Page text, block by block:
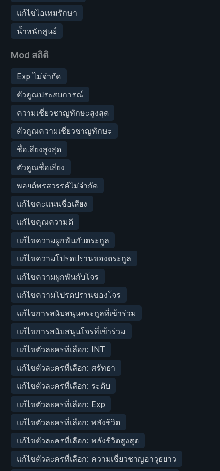
แก้ไขไอเทมรักษา
น้ำหนักศูนย์
Mod สถิติ
Exp ไม่จำกัด
ตัวคูณประสบการณ์
ความเชี่ยวชาญทักษะสูงสุด
ตัวคูณความเชี่ยวชาญทักษะ
ชื่อเสียงสูงสุด
ตัวคูณชื่อเสียง
พอยต์พรสวรรค์ไม่จำกัด
แก้ไขคะแนนชื่อเสียง
แก้ไขคุณความดี
แก้ไขความผูกพันกับตระกูล
แก้ไขความโปรดปรานของตระกูล
แก้ไขความผูกพันกับโจร
แก้ไขความโปรดปรานของโจร
แก้ไขการสนับสนุนตระกูลที่เข้าร่วม
แก้ไขการสนับสนุนโจรที่เข้าร่วม
แก้ไขตัวละครที่เลือก: INT
แก้ไขตัวละครที่เลือก: ศรัทธา
แก้ไขตัวละครที่เลือก: ระดับ
แก้ไขตัวละครที่เลือก: Exp
แก้ไขตัวละครที่เลือก: พลังชีวิต
แก้ไขตัวละครที่เลือก: พลังชีวิตสูงสุด
แก้ไขตัวละครที่เลือก: ความเชี่ยวชาญอาวุธยาว